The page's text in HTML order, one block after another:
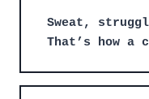
Sweat,
That’s how